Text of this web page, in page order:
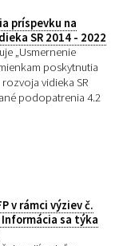
príspevku na
SR 2014 - 2022
„Usmernenie
poskytnutia
vidieka SR
podopatrenia 4.2
v rámci výziev č.
Informácia sa týka